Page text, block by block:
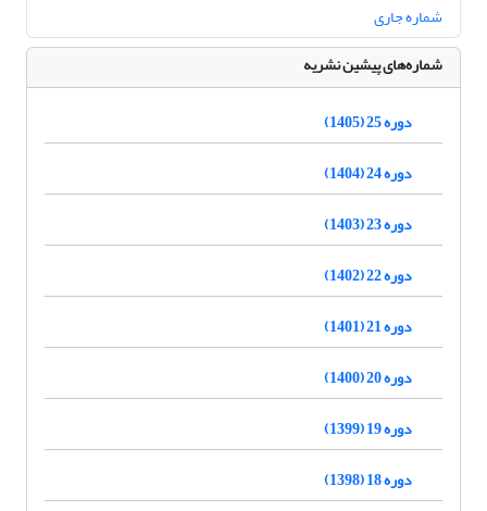
شماره جاری
شماره‌های پیشین نشریه
دوره 25 (1405)
دوره 24 (1404)
دوره 23 (1403)
دوره 22 (1402)
دوره 21 (1401)
دوره 20 (1400)
دوره 19 (1399)
دوره 18 (1398)